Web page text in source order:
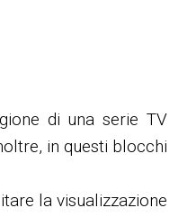
di una serie TV
in questi blocchi
la visualizzazione